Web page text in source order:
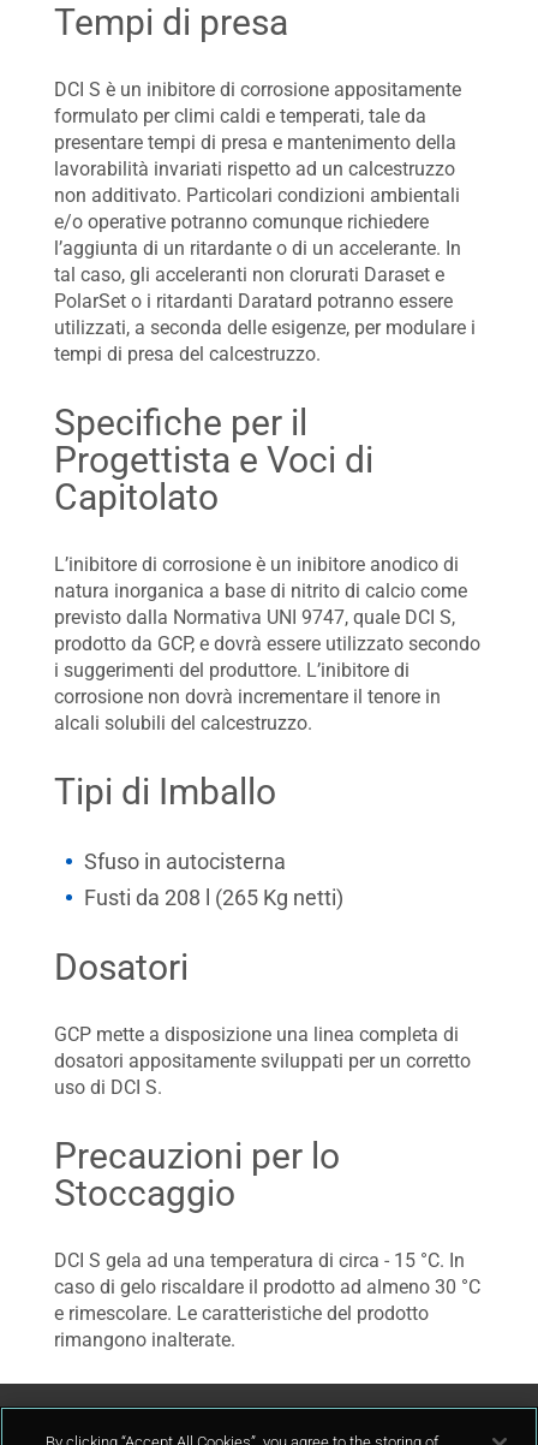
Tempi di presa
DCI S è un inibitore di corrosione appositamente
formulato per climi caldi e temperati, tale da
presentare tempi di presa e mantenimento della
lavorabilità invariati rispetto ad un calcestruzzo
non additivato. Particolari condizioni ambientali
e/o operative potranno comunque richiedere
l’aggiunta di un ritardante o di un accelerante. In
tal caso, gli acceleranti non clorurati Daraset e
PolarSet o i ritardanti Daratard potranno essere
utilizzati, a seconda delle esigenze, per modulare i
tempi di presa del calcestruzzo.
Specifiche per il
Progettista e Voci di
Capitolato
L’inibitore di corrosione è un inibitore anodico di
natura inorganica a base di nitrito di calcio come
previsto dalla Normativa UNI 9747, quale DCI S,
prodotto da GCP, e dovrà essere utilizzato secondo
i suggerimenti del produttore. L’inibitore di
corrosione non dovrà incrementare il tenore in
alcali solubili del calcestruzzo.
Tipi di Imballo
Sfuso in autocisterna
Fusti da 208 l (265 Kg netti)
Dosatori
GCP mette a disposizione una linea completa di
dosatori appositamente sviluppati per un corretto
uso di DCI S.
Precauzioni per lo
Stoccaggio
DCI S gela ad una temperatura di circa - 15 °C. In
caso di gelo riscaldare il prodotto ad almeno 30 °C
e rimescolare. Le caratteristiche del prodotto
rimangono inalterate.